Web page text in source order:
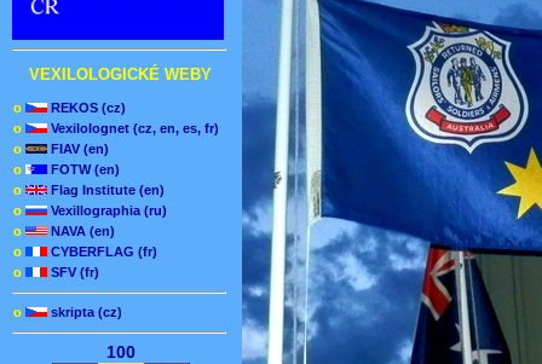
VEXILOLOGICKÉ WEBY
o
REKOS (cz)
o
Vexilolognet (cz, en, es, fr)
o
FIAV (en)
o
FOTW (en)
o
Flag Institute (en)
o
Vexillographia (ru)
o
NAVA (en)
o
CYBERFLAG (fr)
o
SFV (fr)
o skripta (cz)
100